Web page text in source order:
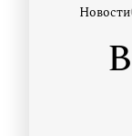
Новости